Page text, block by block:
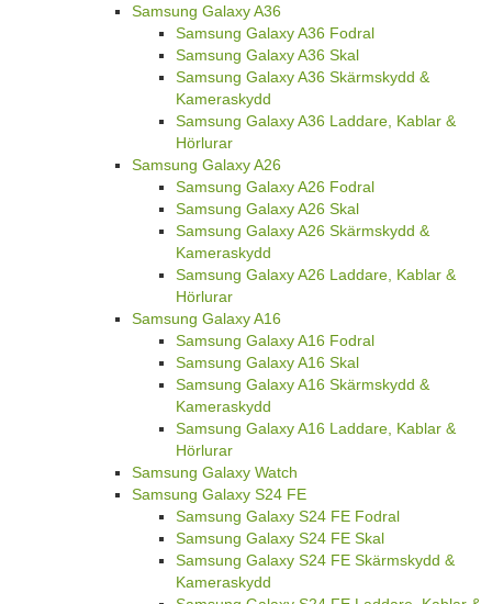
Samsung Galaxy A36
Samsung Galaxy A36 Fodral
Samsung Galaxy A36 Skal
Samsung Galaxy A36 Skärmskydd &
Kameraskydd
Samsung Galaxy A36 Laddare, Kablar &
Hörlurar
Samsung Galaxy A26
Samsung Galaxy A26 Fodral
Samsung Galaxy A26 Skal
Samsung Galaxy A26 Skärmskydd &
Kameraskydd
Samsung Galaxy A26 Laddare, Kablar &
Hörlurar
Samsung Galaxy A16
Samsung Galaxy A16 Fodral
Samsung Galaxy A16 Skal
Samsung Galaxy A16 Skärmskydd &
Kameraskydd
Samsung Galaxy A16 Laddare, Kablar &
Hörlurar
Samsung Galaxy Watch
Samsung Galaxy S24 FE
Samsung Galaxy S24 FE Fodral
Samsung Galaxy S24 FE Skal
Samsung Galaxy S24 FE Skärmskydd &
Kameraskydd